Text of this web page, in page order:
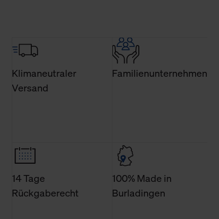
Verwendungszweck. Bei „Über Cookies“ können Sie
allgemeine Informationen über Cookies einsehen. Über
jederzeit Ihre Einwilligungserklärung anpassen. Ihre
Einwilligung ist grundsätzlich freiwillig, für die Nutzung
Verwendung der Cookies sowie die bis zum Zeitpunkt der
Änderung gesammelten Daten.
Weitere Informationen über Cookies und Web-
Technologien sowie die Nutzung Ihrer persönlichen Daten
Klimaneutraler
Versand
Familienunternehmen
14 Tage
Rückgaberecht
100% Made in
Burladingen